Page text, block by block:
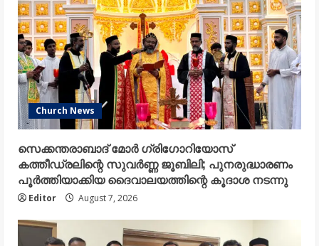
Church News
സെക്കന്തരാബാദ് മോർ ഗ്രിഗോറിയോസ്
കത്തീഡ്രലിന്റെ സുവർണ്ണ ജൂബിലി; പുനരുദ്ധാരണം
പൂർത്തിയാക്കിയ ദൈവാലയത്തിന്റെ കൂദാശ നടന്നു
Editor August 7, 2026